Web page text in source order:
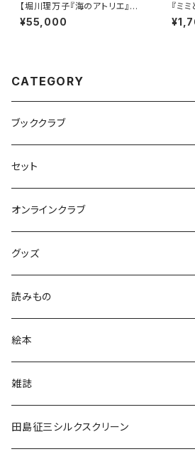
【堀川理万子『海のアトリエ』原
画展記念】描き下ろし原画「せん
たくものはここにほす」
¥55,000
『ミ
う』
CATEGORY
ブッククラブ
セット
オンラインクラブ
グッズ
読みもの
小学低学年〜
小学中学年〜
小学高学年〜
絵本
0〜2歳〜
3〜5歳〜
雑誌
田島征三シルクスクリーン